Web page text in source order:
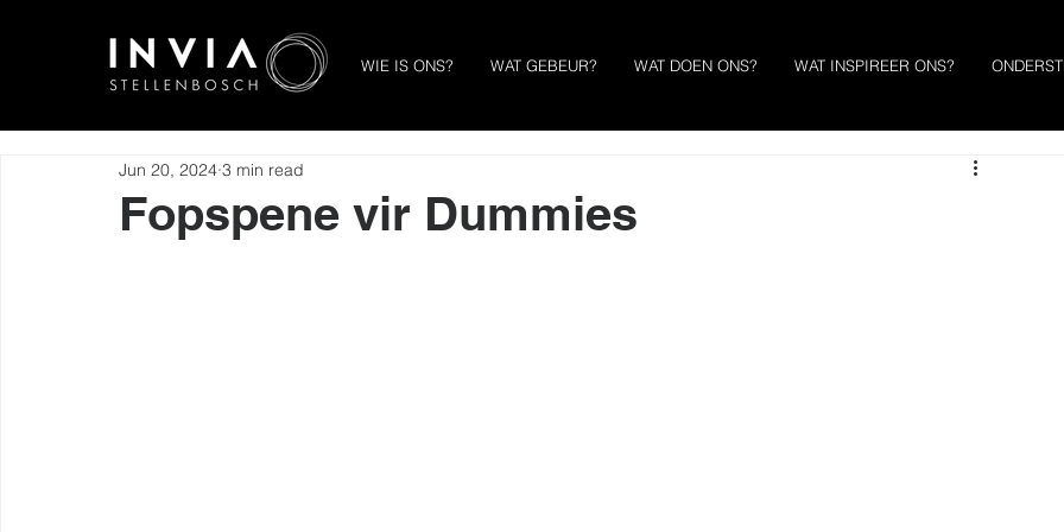
WIE IS ONS? WAT GEBEUR? WAT DOEN ONS? WAT INSPIREER ONS?
Fopspene vir Dummies
Jun 20, 2024 3 min read